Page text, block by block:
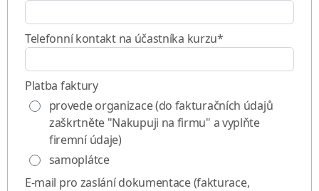
Telefonní kontakt na účastníka kurzu*
Platba faktury
provede organizace (do fakturačních údajů
zaškrtněte "Nakupuji na firmu" a vyplňte
firemní údaje)
samoplátce
E-mail pro zaslání dokumentace (fakturace,